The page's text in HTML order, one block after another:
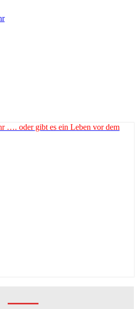
…. oder gibt es ein Leben vor dem